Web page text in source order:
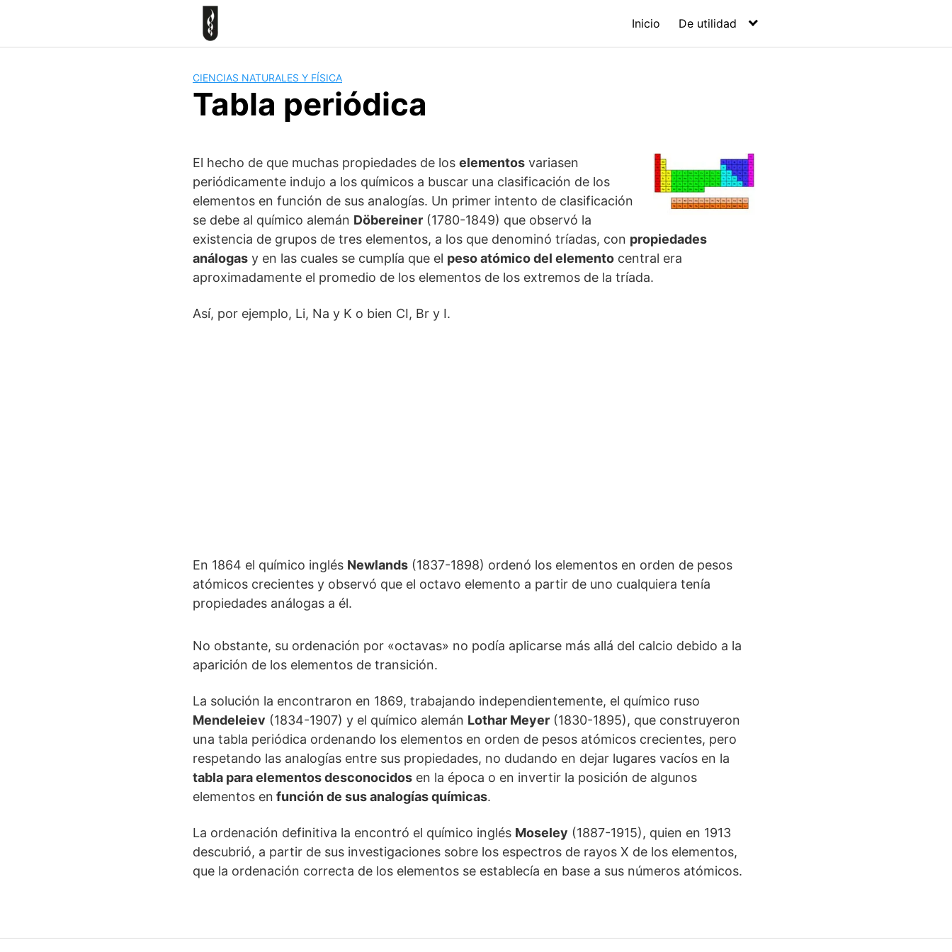
Inicio De utilidad
CIENCIAS NATURALES Y FÍSICA
Tabla periódica
El hecho de que muchas propiedades de los elementos variasen
periódicamente indujo a los químicos a buscar una clasificación de los
elementos en función de sus analogías. Un primer intento de clasificación
se debe al químico alemán Döbereiner (1780-1849) que observó la
existencia de grupos de tres elementos, a los que denominó tríadas, con propiedades
análogas y en las cuales se cumplía que el peso atómico del elemento central era
aproximadamente el promedio de los elementos de los extremos de la tríada.
Así, por ejemplo, Li, Na y K o bien CI, Br y I.
En 1864 el químico inglés Newlands (1837-1898) ordenó los elementos en orden de pesos
atómicos crecientes y observó que el octavo elemento a partir de uno cualquiera tenía
propiedades análogas a él.
No obstante, su ordenación por «octavas» no podía aplicarse más allá del calcio debido a la
aparición de los elementos de transición.
La solución la encontraron en 1869, trabajando independientemente, el químico ruso
Mendeleiev (1834-1907) y el químico alemán Lothar Meyer (1830-1895), que construyeron
una tabla periódica ordenando los elementos en orden de pesos atómicos crecientes, pero
respetando las analogías entre sus propiedades, no dudando en dejar lugares vacíos en la
tabla para elementos desconocidos en la época o en invertir la posición de algunos
elementos en función de sus analogías químicas.
La ordenación definitiva la encontró el químico inglés Moseley (1887-1915), quien en 1913
descubrió, a partir de sus investigaciones sobre los espectros de rayos X de los elementos,
que la ordenación correcta de los elementos se establecía en base a sus números atómicos.